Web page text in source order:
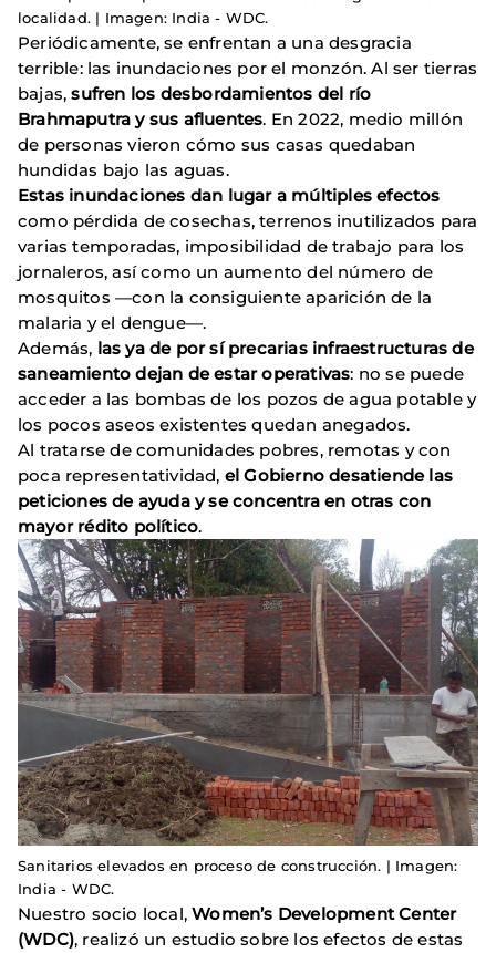
localidad. | Imagen: India - WDC.
Periódicamente, se enfrentan a una desgracia
terrible: las inundaciones por el monzón. Al ser tierras
bajas,sufren los desbordamientos del río
Brahmaputra y sus afluentes. En 2022, medio millón
de personas vieron cómo sus casas quedaban
hundidas bajo las aguas.
Estas inundaciones dan lugar a múltiples efectos
como pérdida de cosechas, terrenos inutilizados para
varias temporadas, imposibilidad de trabajo para los
jornaleros, así como un aumento del número de
mosquitos —con la consiguiente aparición de la
malaria y el dengue—.
Además, las ya de por sí precarias infraestructuras de
saneamiento dejan de estar operativas: no se puede
acceder a las bombas de los pozos de agua potable y
los pocos aseos existentes quedan anegados.
Al tratarse de comunidades pobres, remotas y con
poca representatividad, el Gobierno desatiende las
peticiones de ayuda y se concentra en otras con
mayor rédito político.
Sanitarios elevados en proceso de construcción. | Imagen:
India - WDC.
Nuestro socio local,Women’s Development Center
(WDC), realizó un estudio sobre los efectos de estas